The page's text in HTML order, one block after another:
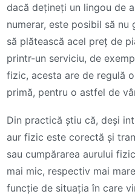
dacă dețineți un lingou de
numerar, este posibil să
să plătească acel preț de
printr-un serviciu, de
fizic, acesta are de regulă
primă, pentru o astfel de
Din practică știu că, deși
aur fizic este corectă și
sau cumpărarea aurului
mai mic, respectiv mai
funcție de situația în care